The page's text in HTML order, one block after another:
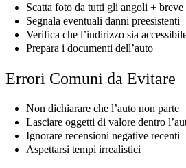
Scatta foto da tutti gli angoli +
Segnala eventuali danni preesistenti
Verifica che l’indirizzo sia
Prepara i documenti dell’auto
Errori Comuni da Evitare
Non dichiarare che l’auto non parte
Lasciare oggetti di valore dentro
Ignorare recensioni negative recenti
Aspettarsi tempi irrealistici